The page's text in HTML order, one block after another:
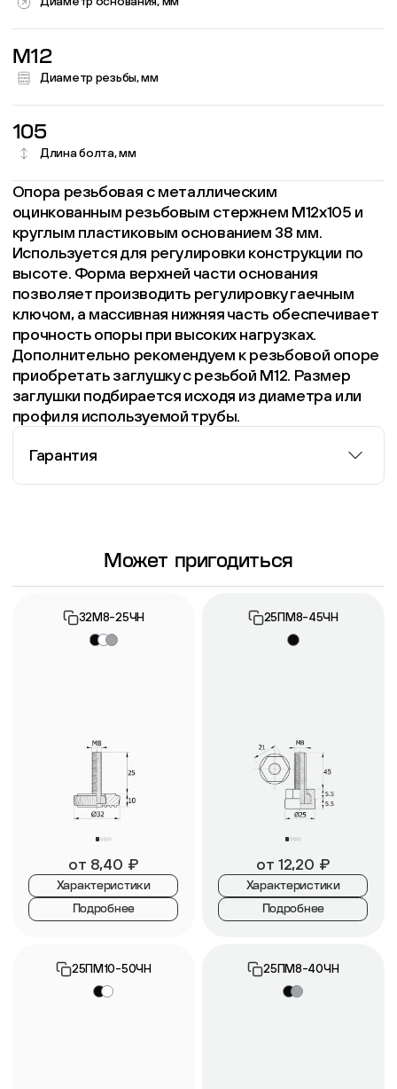
M12
Диаметр резьбы, мм
105
Длина болта, мм
Опора резьбовая с металлическим
оцинкованным резьбовым стержнем М12х105 и
круглым пластиковым основанием 38 мм.
Используется для регулировки конструкции по
высоте. Форма верхней части основания
позволяет производить регулировку гаечным
ключом, а массивная нижняя часть обеспечивает
прочность опоры при высоких нагрузках.
Дополнительно рекомендуем к резьбовой опоре
приобретать заглушку с резьбой М12. Размер
заглушки подбирается исходя из диаметра или
профиля используемой трубы.
Гарантия
Информация о гарантии
Может пригодиться
32М8-25ЧН
от 8,40 ₽
Характеристики
Подробнее
25ПМ8-45ЧН
от 12,20 ₽
Характеристики
Подробнее
25ПМ10-50ЧН 25ПМ8-40ЧН